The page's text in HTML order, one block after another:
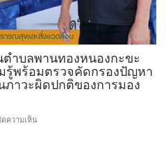
เยาวชน
ไทย”
ผ่าน
“ชลบุรี
เอฟ
ซี”
ำบลพานทองหนองกะขะ
รู้พร้อมตรวจคัดกรองปัญหา
ภาวะผิดปกติของการมอง
ความเห็น